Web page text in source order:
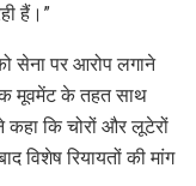
हैं।”
सेना पर आरोप लगाने
मूवमेंट के तहत साथ
कि चोरों और लूटेरों
रियायतों की मांग